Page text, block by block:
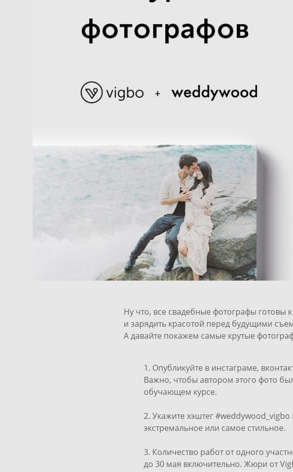
Ну что, все свадебные фотографы готовы
и зарядить красотой перед будущими
А давайте покажем самые крутые
Опубликуйте в инстаграме,
Важно, чтобы автором этого фото
обучающем курсе.
Укажите хэштег
экстремальное или самое стильное.
Количество работ от одного
до 30 мая включительно. Жюри от